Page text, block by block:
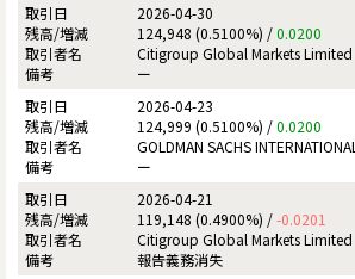
2026-04-30
124,948 (0.5100%) /0.0200
Citigroup Global Markets Limited
ー
2026-04-23
124,999 (0.5100%) /0.0200
GOLDMAN SACHS INTERNATIONAL
ー
2026-04-21
119,148 (0.4900%) /-0.0201
Citigroup Global Markets Limited
報告義務消失